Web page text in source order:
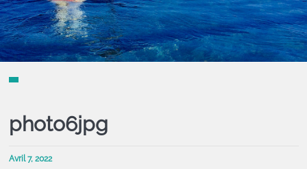
photo6jpg
Avril 7, 2022